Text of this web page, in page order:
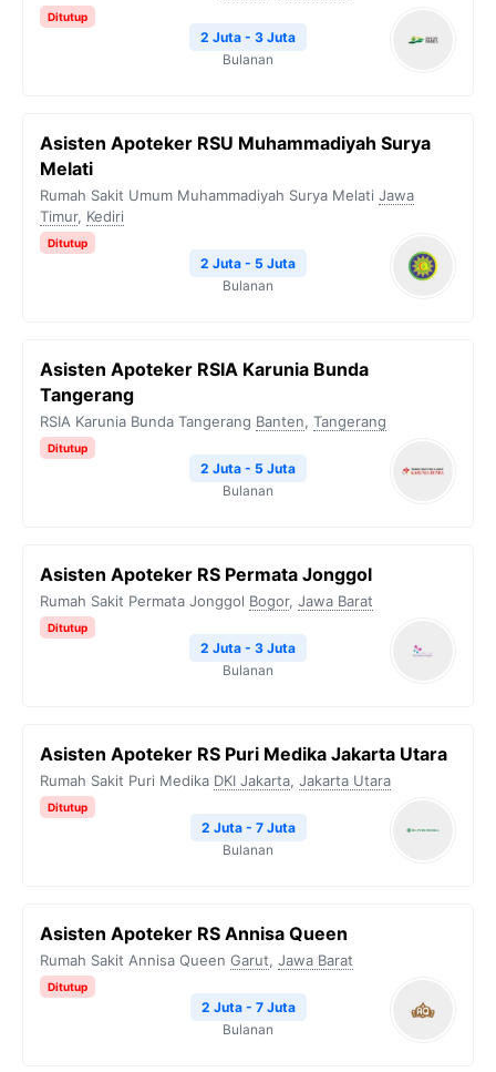
Ditutup
2 Juta - 3 Juta
Bulanan
Asisten Apoteker RSU Muhammadiyah Surya
Melati
Rumah Sakit Umum Muhammadiyah Surya Melati Jawa
Timur, Kediri
Ditutup
2 Juta - 5 Juta
Bulanan
Asisten Apoteker RSIA Karunia Bunda
Tangerang
RSIA Karunia Bunda Tangerang Banten, Tangerang
Ditutup
2 Juta - 5 Juta
Bulanan
Asisten Apoteker RS Permata Jonggol
Rumah Sakit Permata Jonggol Bogor, Jawa Barat
Ditutup
2 Juta - 3 Juta
Bulanan
Asisten Apoteker RS Puri Medika Jakarta Utara
Rumah Sakit Puri Medika DKI Jakarta, Jakarta Utara
Ditutup
2 Juta - 7 Juta
Bulanan
Asisten Apoteker RS Annisa Queen
Rumah Sakit Annisa Queen Garut, Jawa Barat
Ditutup
2 Juta - 7 Juta
Bulanan